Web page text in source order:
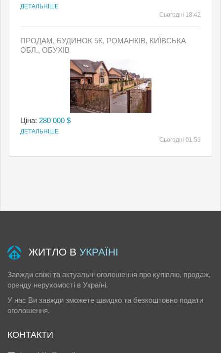
ДЕТАЛЬНІШЕ
Сьогодні 18:42
ПРОДАМ, БУДИНОК 5К, РОМАНКІВ, КИЇВСЬКА
ОБЛ., ОБУХІВ
Ціна: 280 000 $
ДЕТАЛЬНІШЕ
Сьогодні 01:59
ЖИТЛО В УКРАЇНІ
Завжди свіжі та актуальні оголошення про купівлю, продаж,
оренду нерухомості в Україні.
У нас Ви завжди зможете швидко та безкоштовно подати
оголошення.
КОНТАКТИ